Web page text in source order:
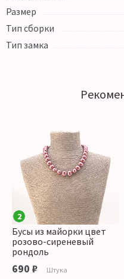
Размер
Тип сборки
Тип замка
2
Бусы из майорки цвет
розово-сиреневый
рондоль
690 ₽ Штука